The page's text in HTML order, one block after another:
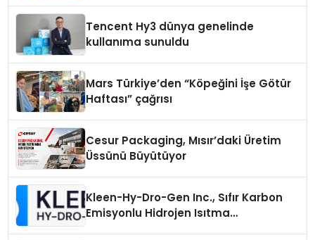
Tencent Hy3 dünya genelinde
kullanıma sunuldu
Mars Türkiye’den “Köpeğini İşe Götür
Haftası” çağrısı
Cesur Packaging, Mısır’daki Üretim
Üssünü Büyütüyor
Kleen-Hy-Dro-Gen Inc., Sıfır Karbon
Emisyonlu Hidrojen Isıtma